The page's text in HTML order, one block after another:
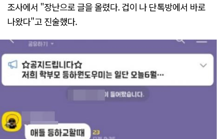
조사에서 "장난으로 글을 올렸다. 겁이 나 단톡방에서 바로
나왔다"고 진술했다.